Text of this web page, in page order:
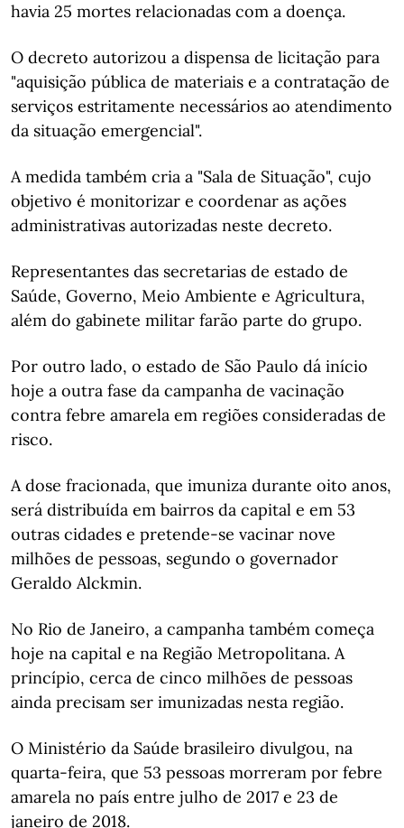
havia 25 mortes relacionadas com a doença.
O decreto autorizou a dispensa de licitação para
"aquisição pública de materiais e a contratação de
serviços estritamente necessários ao atendimento
da situação emergencial".
A medida também cria a "Sala de Situação", cujo
objetivo é monitorizar e coordenar as ações
administrativas autorizadas neste decreto.
Representantes das secretarias de estado de
Saúde, Governo, Meio Ambiente e Agricultura,
além do gabinete militar farão parte do grupo.
Por outro lado, o estado de São Paulo dá início
hoje a outra fase da campanha de vacinação
contra febre amarela em regiões consideradas de
risco.
A dose fracionada, que imuniza durante oito anos,
será distribuída em bairros da capital e em 53
outras cidades e pretende-se vacinar nove
milhões de pessoas, segundo o governador
Geraldo Alckmin.
No Rio de Janeiro, a campanha também começa
hoje na capital e na Região Metropolitana. A
princípio, cerca de cinco milhões de pessoas
ainda precisam ser imunizadas nesta região.
O Ministério da Saúde brasileiro divulgou, na
quarta-feira, que 53 pessoas morreram por febre
amarela no país entre julho de 2017 e 23 de
janeiro de 2018.